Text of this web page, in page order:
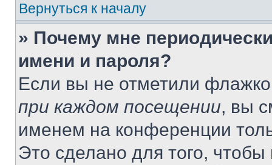
Вернуться к началу
» Почему мне
имени и пароля?
Если вы не отметили
при каждом посещении, вы
именем на конференции
Это сделано для того, чтобы